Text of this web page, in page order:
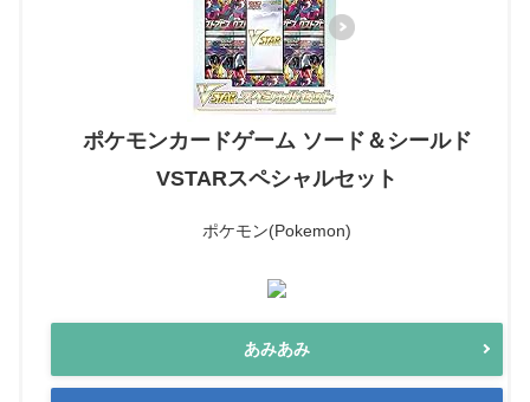
ポケモンカードゲーム ソード＆シールド
VSTARスペシャルセット
ポケモン(Pokemon)
あみあみ